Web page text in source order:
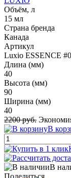
Объём, л
15 мл
Страна бренда
Канада
Артикул
Luxio ESSENCE
Длина (мм)
40
Высота (мм)
90
Ширина (мм)
40
2200 руб.
В
В
Поделиться